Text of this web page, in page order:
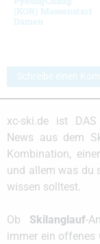
(KOR) Massenstart
Damen
Schreibe einen
xc-ski.de ist
News aus dem
Kombination,
und allem was du
wissen solltest.
Ob Skilanglauf-
immer ein offenes